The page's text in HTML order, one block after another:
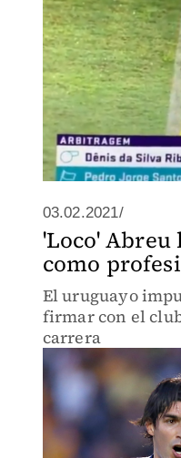
03.02.2021/
'Loco' Abreu
como
El uruguayo
firmar con el
carrera